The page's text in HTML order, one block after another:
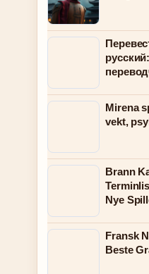
Mirena
vekt,
Brann
Nye
Fransk
Beste